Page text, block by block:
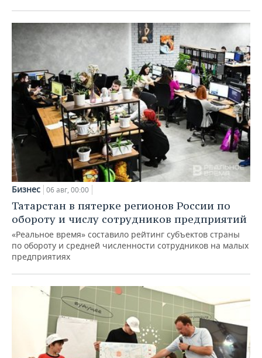
Бизнес 06 авг, 00:00
Татарстан в пятерке регионов России по
обороту и числу сотрудников предприятий
«Реальное время» составило рейтинг субъектов страны
по обороту и средней численности сотрудников на малых
предприятиях